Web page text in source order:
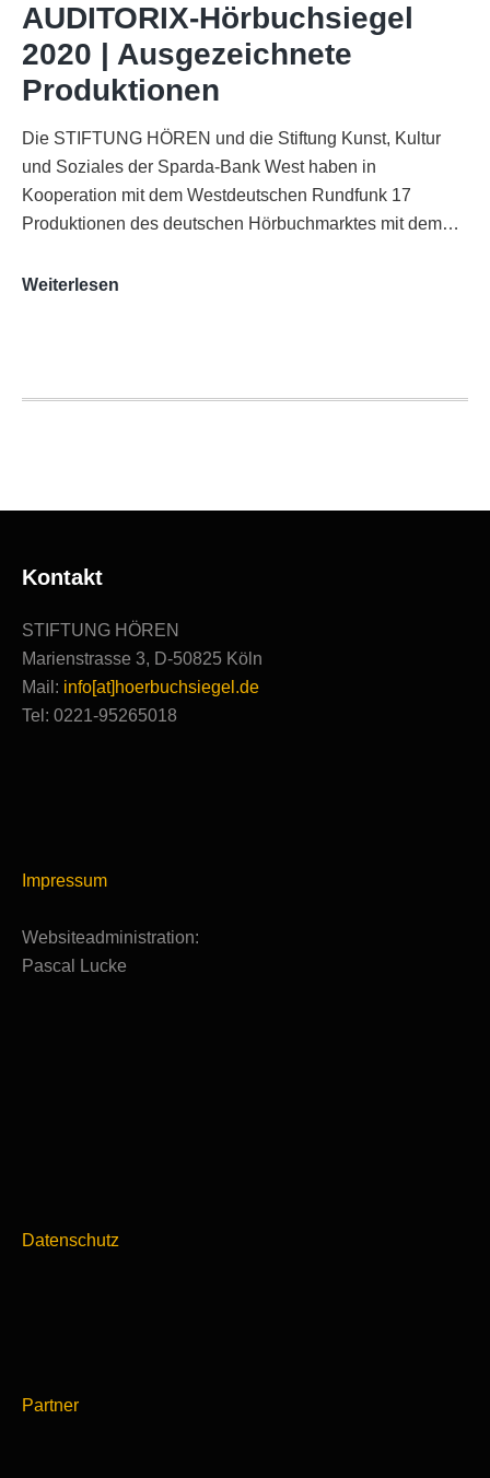
Funkhaus
Köln
AUDITORIX-Hörbuchsiegel
2020 | Ausgezeichnete
Produktionen
Die STIFTUNG HÖREN und die Stiftung Kunst, Kultur
und Soziales der Sparda-Bank West haben in
Kooperation mit dem Westdeutschen Rundfunk 17
Produktionen des deutschen Hörbuchmarktes mit dem…
Weiterlesen
Ausgezeichnete
Kontakt
STIFTUNG HÖREN
Marienstrasse 3, D-50825 Köln
Mail: info[at]hoerbuchsiegel.de
Tel: 0221-95265018
Impressum
Websiteadministration:
Pascal Lucke
Datenschutz
Partner